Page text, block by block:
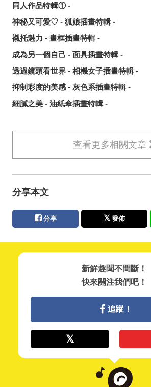
同人作品特輯① -
神秘又可愛♡ - 狐娘插畫特輯 -
襯托魅力 - 畫框插畫特輯 -
成為另一個自己 - 面具插畫特輯 -
透過鏡頭看世界 - 相機女子插畫特輯 -
抑制彩度的美感 - 灰色系插畫特輯 -
細膩之美 - 油紙傘插畫特輯 -
查看更多相關文章
分享本文
分享 發佈
新鮮趣聞不間斷！
快來關注我們吧！
追蹤！